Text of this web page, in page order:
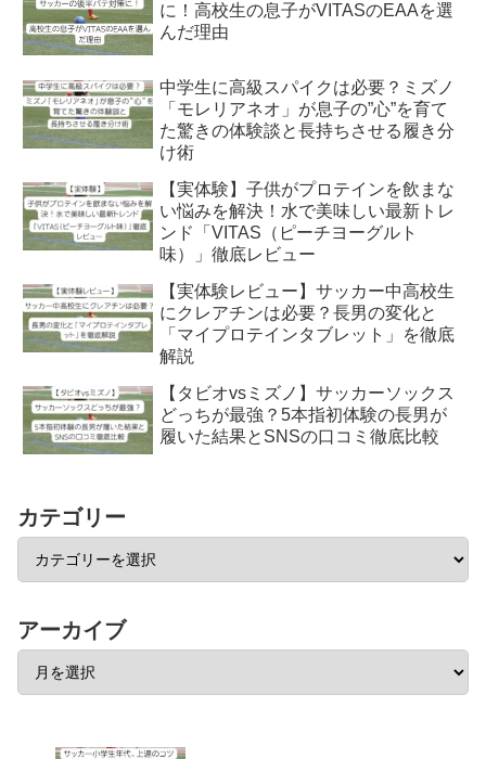
に！高校生の息子がVITASのEAAを選
んだ理由
中学生に高級スパイクは必要？ミズノ
「モレリアネオ」が息子の”心”を育て
た驚きの体験談と長持ちさせる履き分
け術
【実体験】子供がプロテインを飲まな
い悩みを解決！水で美味しい最新トレ
ンド「VITAS（ピーチヨーグルト
味）」徹底レビュー
【実体験レビュー】サッカー中高校生
にクレアチンは必要？長男の変化と
「マイプロテインタブレット」を徹底
解説
【タビオvsミズノ】サッカーソックス
どっちが最強？5本指初体験の長男が
履いた結果とSNSの口コミ徹底比較
カテゴリー
アーカイブ